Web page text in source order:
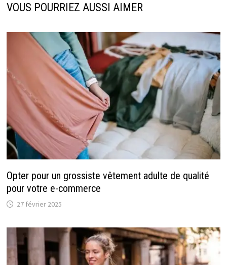
VOUS POURRIEZ AUSSI AIMER
Opter pour un grossiste vêtement adulte de qualité
pour votre e-commerce
27 février 2025